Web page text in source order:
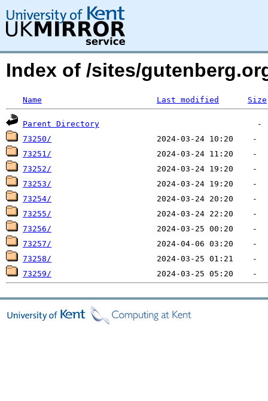
Index of /sites/
Name Last modified Size
Parent Directory
73250/
73251/
73252/
73253/
73254/
73255/
73256/
73257/
73258/
73259/